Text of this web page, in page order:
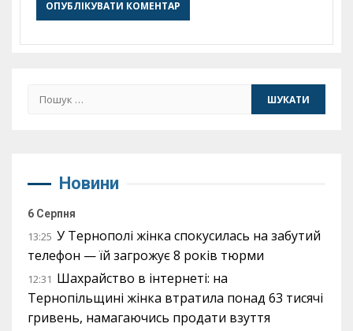
Пошук:
Новини
6 Серпня
13:25 У Тернополі жінка спокусилась на забутий
телефон — їй загрожує 8 років тюрми
12:31 Шахрайство в інтернеті: на
Тернопільщині жінка втратила понад 63 тисячі
гривень, намагаючись продати взуття